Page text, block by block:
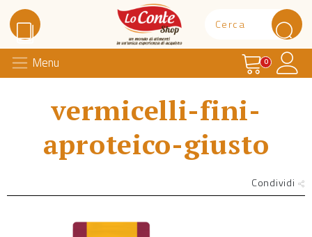
Lo Conte Shop
Menu Carrello
0
vermicelli-fini-
aproteico-giusto
Condividi